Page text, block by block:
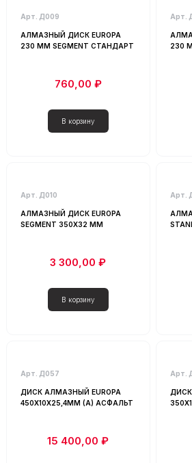
- Любой -
Алмазные диски по асфальту, свежему
Алмазные диски по бетону, асфальту
Арт. Д009
АЛМАЗНЫЙ ДИСК EUROPA
230 ММ SEGMENT СТАНДАРТ
760,00 ₽
Арт.
230
Арт. Д010
АЛМАЗНЫЙ ДИСК EUROPA
SEGMENT 350Х32 ММ
3 300,00 ₽
Арт.
Арт. Д057
ДИСК АЛМАЗНЫЙ EUROPA
450Х10Х25,4ММ (А) АСФАЛЬТ
15 400,00 ₽
Арт.
ДИСК